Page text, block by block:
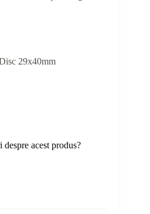
29x40mm
acest produs?